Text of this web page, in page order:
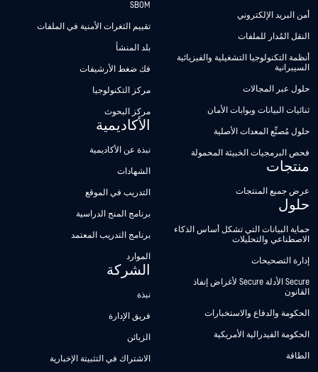
أمن البريد الإلكتروني
النقل المُدار للملفات
أنظمة التكنولوجيا التشغيلية والفيزيائية
السيبرانية
حلول عبر المجالات
ثنائيات البيانات وبوابات الأمان
حلول مُصنِّع المعدات الأصلية
فحص البرمجيات الخبيثة المحمولة
منتجات
عرض جميع المنتجات
حلول
حماية البيانات التي تشكل أساس الذكاء
الاصطناعي والتحليلات
إدارة التصحيحات
Secure الأدلة Secure لأغراض إنفاذ
القانون
الحكومة والدفاع والاستخبارات
الحكومة الفيدرالية الأمريكية
الطاقة
SBOM
تقييم الثغرات الأمنية في الملفات
بلد المنشأ
فك ضغط الأرشيفات
مركز التكنولوجيا
مركز البحوث
الأكاديمية
نبذة عن الأكاديمية
الشهادات
التدريب في الموقع
برنامج المنح الدراسية
برنامج التدريب المعتمد
الموارد
الشركة
نبذة
فريق الإدارة
الزبائن
الاشتراك في التثبيتة الإخبارية